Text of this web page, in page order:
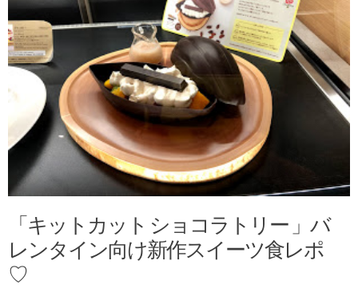
「キットカット ショコラトリー 」バ
レンタイン向け新作スイーツ食レポ
♡